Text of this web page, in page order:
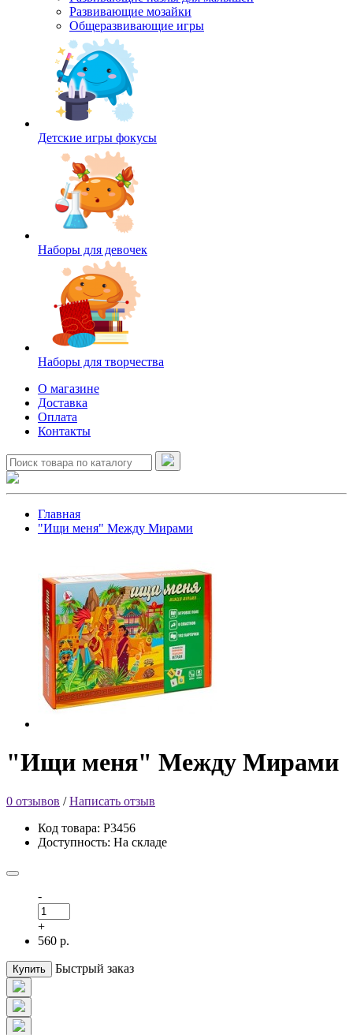
Развивающие мозайки
Общеразвивающие игры
Детские игры фокусы
Наборы для девочек
Наборы для творчества
О магазине
Доставка
Оплата
Контакты
Главная
"Ищи меня" Между Мирами
"Ищи меня" Между Мирами
0 отзывов /Написать отзыв
Код товара: Р3456
Доступность: На складе
-
+
560 р.
Купить Быстрый заказ